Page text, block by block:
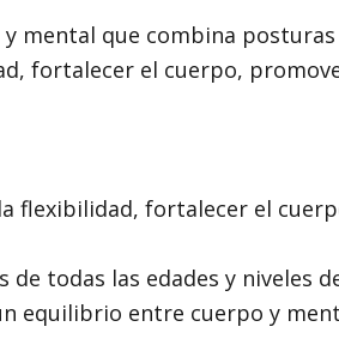
mental que combina
fortalecer el cuerpo,
flexibilidad, fortalecer el
de todas las edades y niveles
equilibrio entre cuerpo y